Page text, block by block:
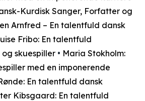
Kurdisk Sanger, Forfatter og
Arnfred – En talentfuld dansk
Fribo: En talentfuld
skuespiller • Maria Stokholm:
med en imponerende
En talentfuld dansk
Kibsgaard: En talentfuld